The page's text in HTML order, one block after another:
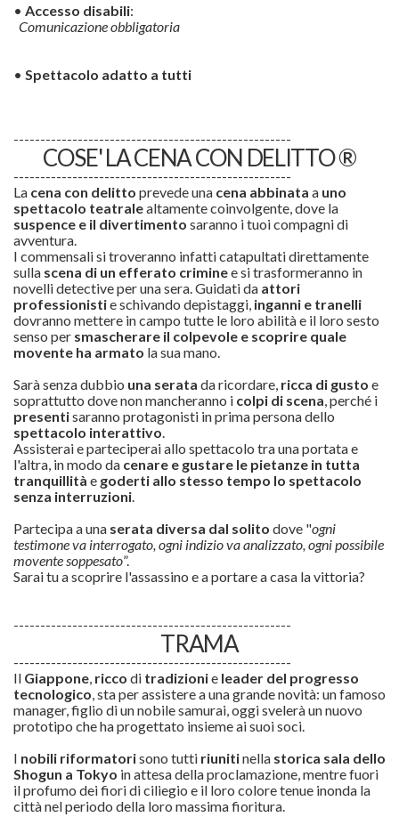
• Accesso disabili:
Comunicazione obbligatoria
• Spettacolo adatto a tutti
----------------------------------------------------
COSE' LA CENA CON DELITTO ®
----------------------------------------------------
La cena con delitto prevede una cena abbinata a uno
spettacolo teatralealtamente coinvolgente, dove la
suspence e il divertimento saranno i tuoi compagni di
avventura.
I commensali si troveranno infatti catapultati direttamente
sulla scena di un efferato criminee si trasformeranno in
novelli detective per una sera. Guidati da attori
professionistie schivando depistaggi, inganni e tranelli
dovranno mettere in campo tutte le loro abilità e il loro sesto
senso per smascherare il colpevole e scoprire quale
movente ha armato la sua mano.
Sarà senza dubbio una serata da ricordare, ricca di gusto e
soprattutto dove non mancheranno i colpi di scena, perché i
presentisaranno protagonisti in prima persona dello
spettacolo interattivo.
Assisterai e parteciperai allo spettacolo tra una portata e
l'altra, in modo da cenare e gustare le pietanze in tutta
tranquillità e goderti allo stesso tempo lo spettacolo
senza interruzioni.
Partecipa a una serata diversa dal solito dove "ogni
testimone va interrogato, ogni indizio va analizzato, ogni possibile
movente soppesato”.
Sarai tu a scoprire l'assassino e a portare a casa la vittoria?
----------------------------------------------------
TRAMA
----------------------------------------------------
Il Giappone, ricco di tradizionie leader del progresso
tecnologico, sta per assistere a una grande novità: un famoso
manager, figlio di un nobile samurai, oggi svelerà un nuovo
prototipo che ha progettato insieme ai suoi soci.
I nobili riformatorisono tutti riunitinella storica sala dello
Shogun a Tokyo in attesa della proclamazione, mentre fuori
il profumo dei fiori di ciliegio e il loro colore tenue inonda la
città nel periodo della loro massima fioritura.